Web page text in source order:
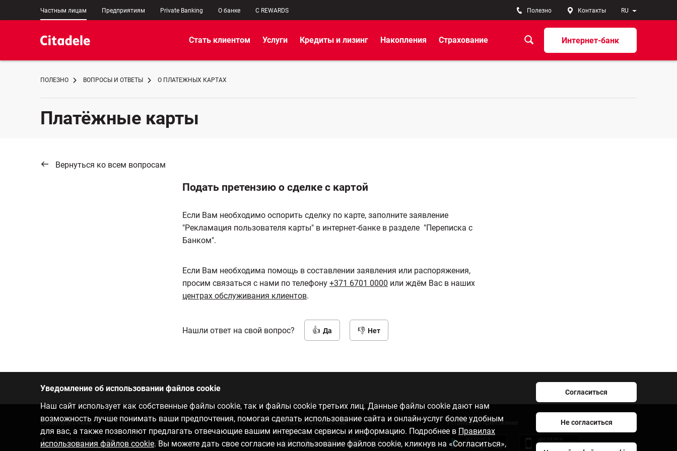
Частным лицам Предприятиям Private Banking О банке C REWARDS RU
Полезно Контакты
Интернет-банк
Стать клиентом Услуги Кредиты и лизинг Накопления Страхование
ПОЛЕЗНО ВОПРОСЫ И ОТВЕТЫ О ПЛАТЕЖНЫХ КАРТАХ
Платёжные карты
Вернуться ко всем вопросам
Подать претензию о сделке с картой
Если Вам необходимо оспорить сделку по карте, заполните заявление
"Рекламация пользователя карты" в интернет-банке в разделе "Переписка с
Банком".
Если Вам необходима помощь в составлении заявления или распоряжения,
просим связаться с нами по телефону +371 6701 0000 или ждём Вас в наших
центрах обслуживания клиентов.
Нашли ответ на свой вопрос? Да Нет
Уведомление об использовании файлов cookie
Наш сайт использует как собственные файлы cookie, так и файлы cookie третьих лиц. Данные файлы cookie дают нам
возможность лучше понимать ваши предпочтения, помогая сделать использование сайта и онлайн-услуг более удобным
для вас, а также позволяют предлагать отвечающие вашим интересам сервисы и информацию. Подробнее в Правилах
использования файлов cookie. Вы можете дать свое согласие на использование файлов cookie, кликнув на «Согласиться»,
Согласиться
Не согласиться
Связаться с нами
6701 0000 info@citadele.lv
Следите за новостями Установить приложение